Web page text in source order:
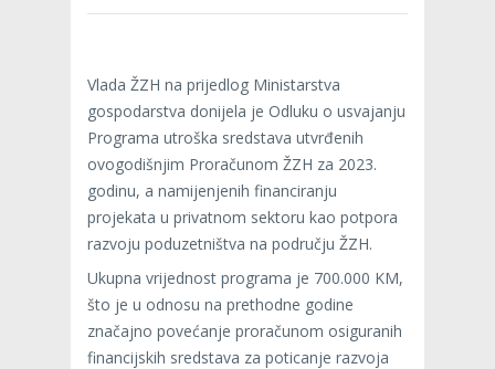
Vlada ŽZH na prijedlog Ministarstva
gospodarstva donijela je Odluku o usvajanju
Programa utroška sredstava utvrđenih
ovogodišnjim Proračunom ŽZH za 2023.
godinu, a namijenjenih financiranju
projekata u privatnom sektoru kao potpora
razvoju poduzetništva na području ŽZH.
Ukupna vrijednost programa je 700.000 KM,
što je u odnosu na prethodne godine
značajno povećanje proračunom osiguranih
financijskih sredstava za poticanje razvoja